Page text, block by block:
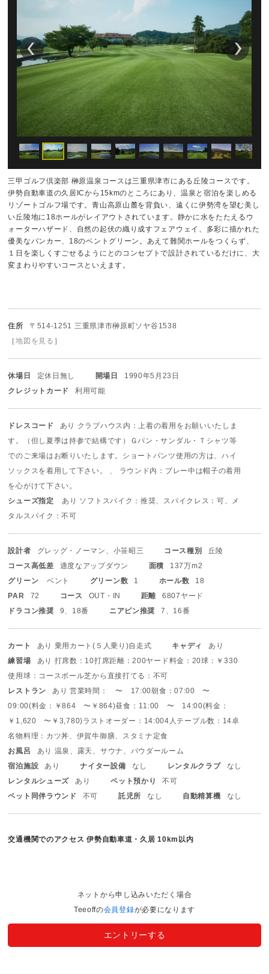
三甲ゴルフ倶楽部 榊原温泉コースは三重県津市にある丘陵コースです。
伊勢自動車道の久居ICから15kmのところにあり、温泉と宿泊を楽しめる
リゾートゴルフ場です。青山高原山麓を背負い、遠くに伊勢湾を望む美し
い丘陵地に18ホールがレイアウトされています。静かに水をたたえるウ
ォーターハザード、自然の起伏の織り成すフェアウェイ、多彩に描かれた
優美なバンカー、18のベントグリーン。あえて難関ホールをつくらず、
１日を楽しくすごせるようにとのコンセプトで設計されているだけに、大
変まわりやすいコースといえます。
住所
〒514-1251 三重県津市榊原町ソヤ谷1538
［地図を見る ］
休場日 定休日無し 開場日
1990年5月23日
クレジットカード
利用可能
ドレスコード
あり クラブハウス内：上着の着用をお願いいたしま
す。（但し夏季は持参で結構です）Ｇパン・サンダル・Ｔシャツ等
でのご来場はお断りいたします。ショートパンツ使用の方は、ハイ
ソックスを着用して下さい。
、 ラウンド内：プレー中は帽子の着用
を心がけて下さい。
シューズ指定
あり ソフトスパイク：推奨、スパイクレス：可、メ
タルスパイク：不可
設計者 グレッグ・ノーマン、小笹昭三 コース種別
丘陵
コース高低差
適度なアップダウン 面積
137万m2
グリーン
ベント グリーン数 1 ホール数
18
PAR
72 コース OUT・IN 距離
6807ヤード
ドラコン推奨
9、18番 ニアピン推奨 7、16番
カート あり 乗用カート(５人乗り)自走式 キャディ
あり
練習場
あり 打席数：10打席距離：200ヤード料金：20球：￥330
使用球：コースボール芝から直接打てる：不可
レストラン
あり 営業時間： 〜 17:00朝食：07:00 〜
09:00(料金：￥864 〜￥864)昼食：11:00 〜 14:00(料金：
￥1,620 〜￥3,780)ラストオーダー：14:004人テーブル数：14卓
名物料理：カツ丼、伊賀牛御膳、スタミナ定食
お風呂
あり 温泉、露天、サウナ、パウダールーム
宿泊施設
あり ナイター設備 なし レンタルクラブ
なし
レンタルシューズ
あり ペット預かり
不可
ペット同伴ラウンド
不可 託児所 なし 自動精算機 なし
交通機関でのアクセス伊勢自動車道・久居 10km以内
ネットから申し込みいただく場合
Teeoffの会員登録が必要になります
エントリーする